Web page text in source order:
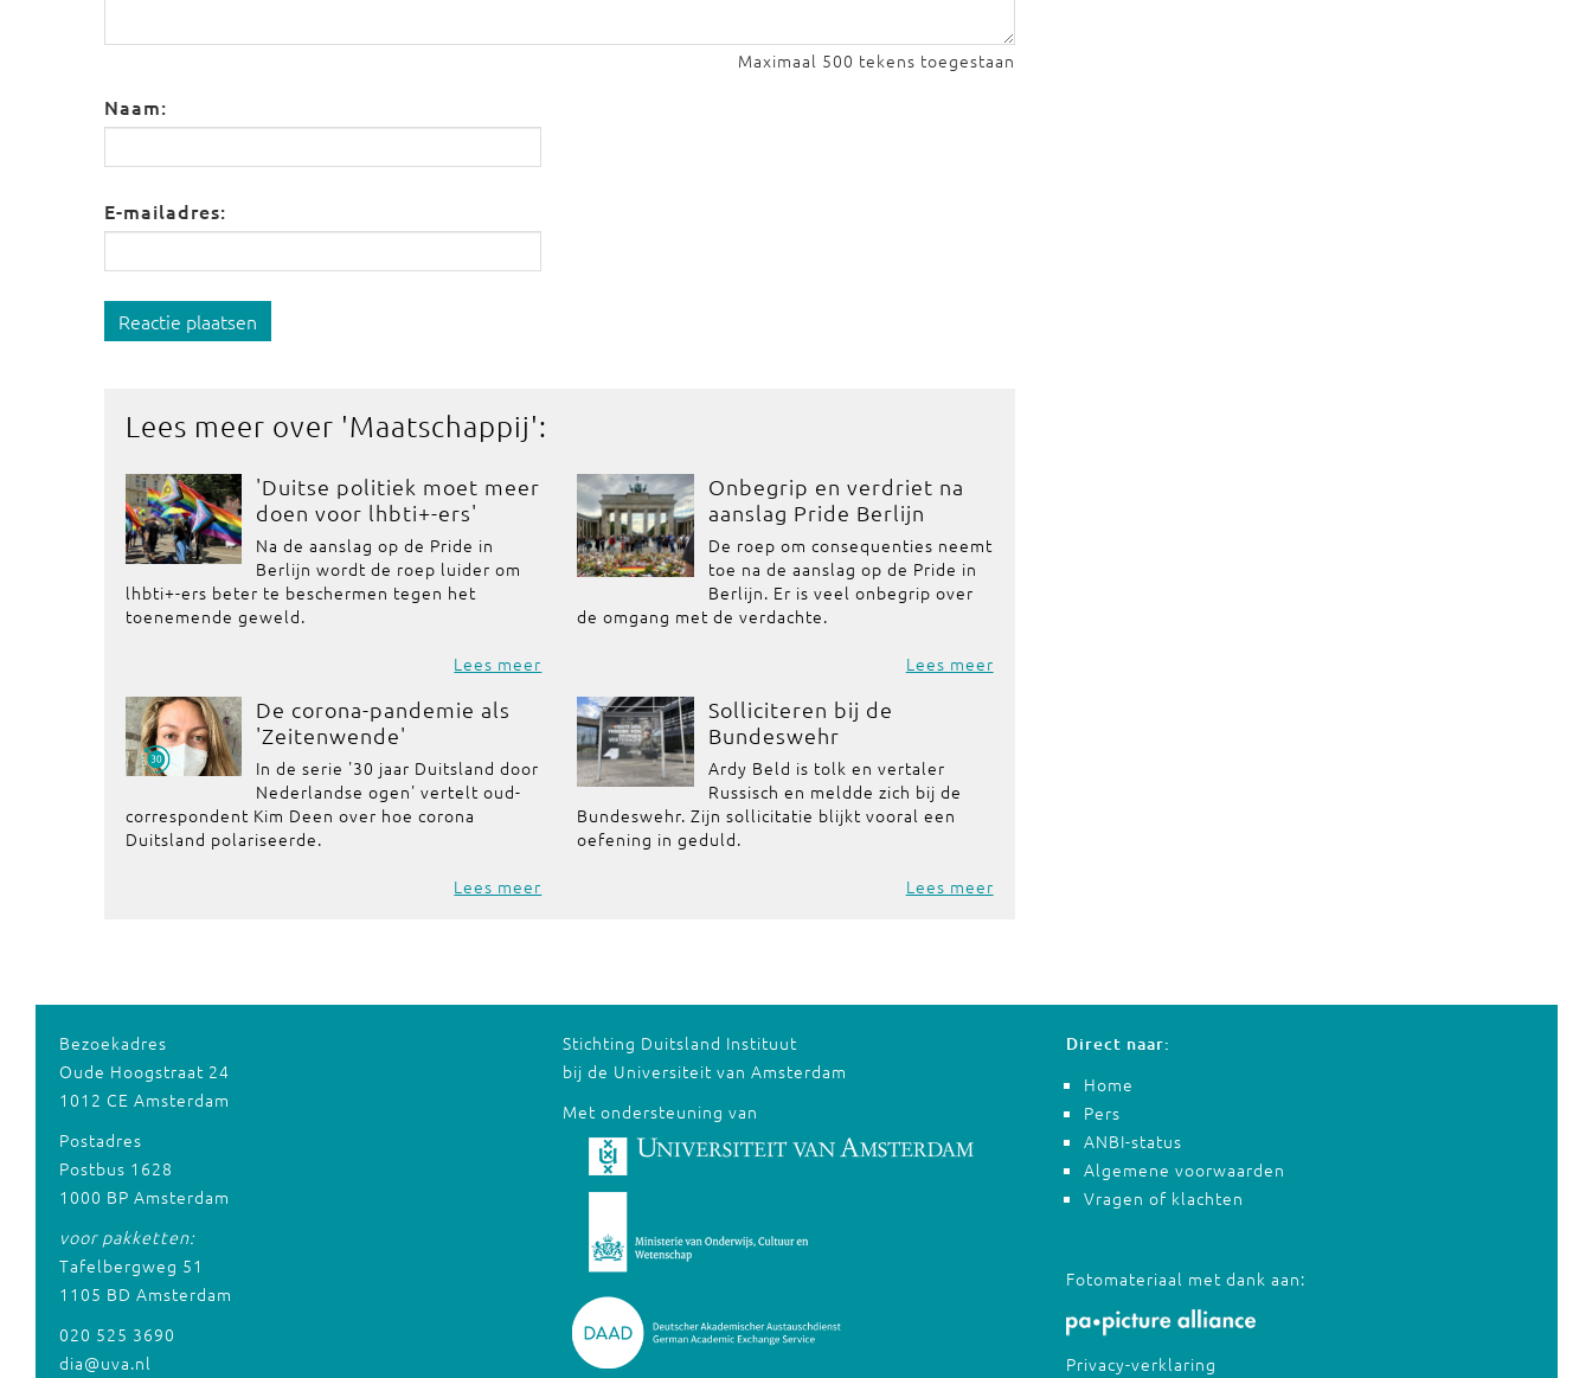
Maximaal 500 tekens toegestaan
Naam:
E-mailadres:
Reactie plaatsen
Lees meer over 'Maatschappij':
'Duitse politiek moet meer
doen voor lhbti+-ers'
Na de aanslag op de Pride in
Berlijn wordt de roep luider om
lhbti+-ers beter te beschermen tegen het
toenemende geweld.
Lees meer
Onbegrip en verdriet na
aanslag Pride Berlijn
De roep om consequenties neemt
toe na de aanslag op de Pride in
Berlijn. Er is veel onbegrip over
de omgang met de verdachte.
Lees meer
De corona-pandemie als
'Zeitenwende'
In de serie '30 jaar Duitsland door
Nederlandse ogen' vertelt oud-
correspondent Kim Deen over hoe corona
Duitsland polariseerde.
Lees meer
Solliciteren bij de
Bundeswehr
Ardy Beld is tolk en vertaler
Russisch en meldde zich bij de
Bundeswehr. Zijn sollicitatie blijkt vooral een
oefening in geduld.
Lees meer
Bezoekadres
Oude Hoogstraat 24
1012 CE Amsterdam
Postadres
Postbus 1628
1000 BP Amsterdam
voor pakketten:
Tafelbergweg 51
1105 BD Amsterdam
020 525 3690
dia@uva.nl
Stichting Duitsland Instituut
bij de Universiteit van Amsterdam
Met ondersteuning van
Direct naar:
Home
Pers
ANBI-status
Algemene voorwaarden
Vragen of klachten
Fotomateriaal met dank aan:
Privacy-verklaring